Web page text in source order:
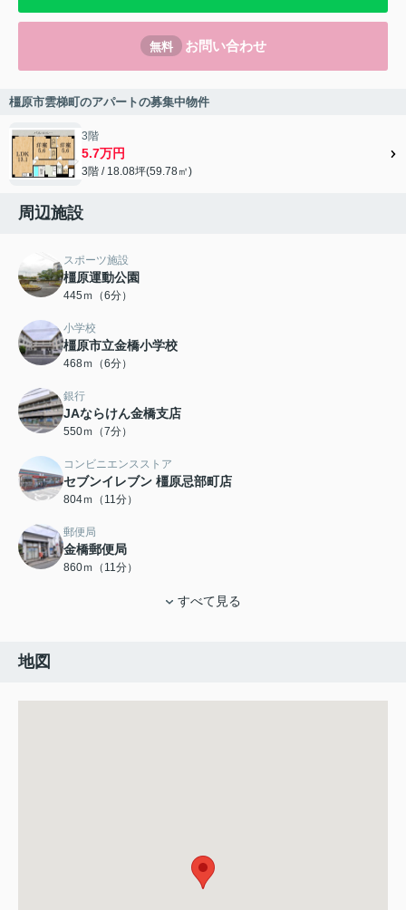
無料 お問い合わせ
橿原市雲梯町のアパートの募集中物件
3階
5.7万円
3階 / 18.08坪(59.78㎡)
周辺施設
スポーツ施設
橿原運動公園
445ｍ（6分）
小学校
橿原市立金橋小学校
468ｍ（6分）
銀行
JAならけん金橋支店
550ｍ（7分）
コンビニエンスストア
セブンイレブン 橿原忌部町店
804ｍ（11分）
郵便局
金橋郵便局
860ｍ（11分）
すべて見る
地図